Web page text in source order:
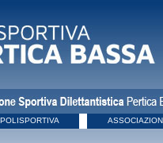
POLISPORTIVA